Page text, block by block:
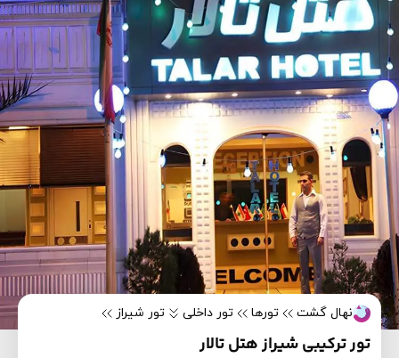
نهال گشت تورها تور داخلی تور شیراز
تور ترکیبی شیراز هتل تالار